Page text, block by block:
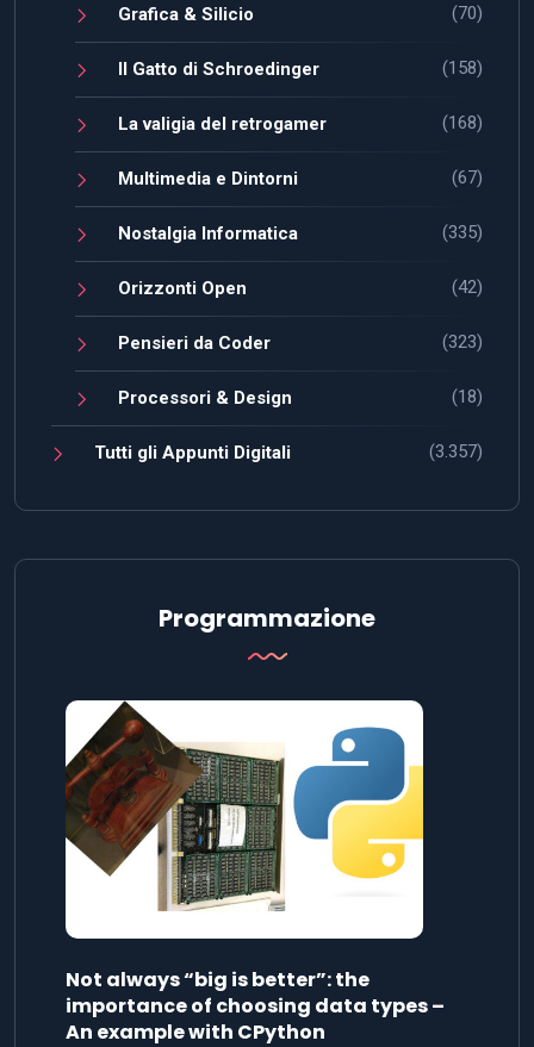
Grafica & Silicio (70)
Il Gatto di Schroedinger (158)
La valigia del retrogamer (168)
Multimedia e Dintorni (67)
Nostalgia Informatica (335)
Orizzonti Open (42)
Pensieri da Coder (323)
Processori & Design (18)
Tutti gli Appunti Digitali (3.357)
Programmazione
Not always “big is better”: the
importance of choosing data types –
An example with CPython